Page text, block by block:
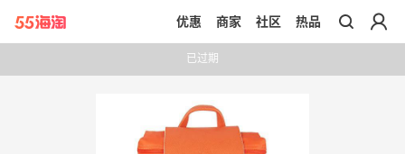
带你去官网买正品
优惠 商家 社区 热品
已过期